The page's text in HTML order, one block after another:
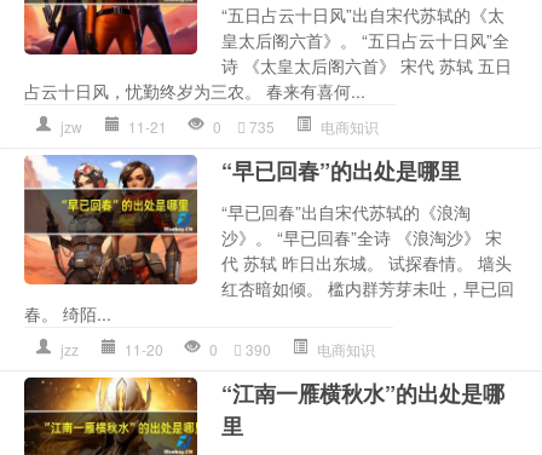
“五日占云十日风”出自宋代苏轼的《太
皇太后阁六首》。 “五日占云十日风”全
诗 《太皇太后阁六首》 宋代 苏轼 五日
占云十日风，忧勤终岁为三农。 春来有喜何...
jzw 11-21 0 735 电商知识
“早已回春”的出处是哪里
“早已回春”出自宋代苏轼的《浪淘
沙》。 “早已回春”全诗 《浪淘沙》 宋
代 苏轼 昨日出东城。 试探春情。 墙头
红杏暗如倾。 槛内群芳芽未吐，早已回
春。 绮陌...
jzz 11-20 0 390 电商知识
“江南一雁横秋水”的出处是哪
里